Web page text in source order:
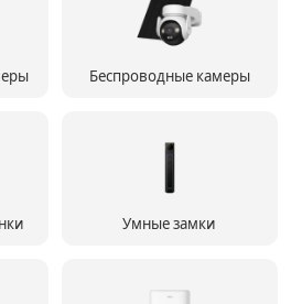
Беспроводные камеры
Умные замки